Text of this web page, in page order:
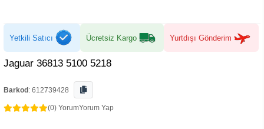
Yetkili Satıcı Ücretsiz Kargo Yurtdışı Gönderim
Jaguar 36813 5100 5218
Barkod : 612739428
(0) YorumYorum Yap